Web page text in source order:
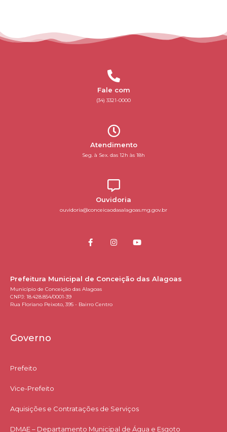
Fale com
(34) 3321-0000
Atendimento
Seg. à Sex. das 12h às 18h
Ouvidoria
ouvidoria@conceicaodasalagoas.mg.gov.br
Prefeitura Municipal de Conceição das Alagoas
Município de Conceição das Alagoas
CNPJ: 18.428.854/0001-39
Rua Floriano Peixoto, 395 - Bairro Centro
Governo
Prefeito
Vice-Prefeito
Aquisições e Contratações de Serviços​
DMAE – Departamento Municipal de Água e Esgoto